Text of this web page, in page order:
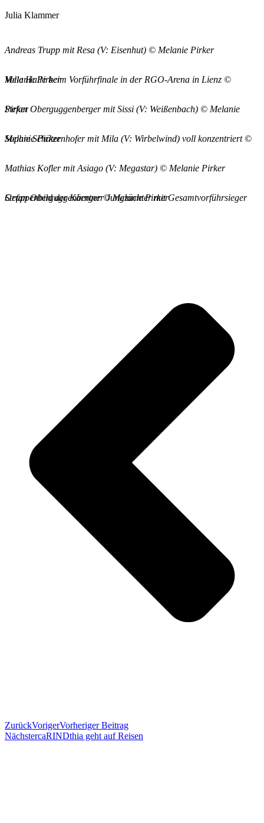
Julia Klammer
Andreas Trupp mit Resa (V: Eisenhut) © Melanie Pirker
Volle Halle beim Vorführfinale in der RGO-Arena in Lienz © Melanie Pirker
Stefan Oberguggenberger mit Sissi (V: Weißenbach) © Melanie Pirker
Sophie Schützenhofer mit Mila (V: Wirbelwind) voll konzentriert © Melanie Pirker
Mathias Kofler mit Asiago (V: Megastar) © Melanie Pirker
Gruppenbild der Kärntner Jungzüchter mit Gesamtvorführsieger Stefan Oberguggenberger © Melanie Pirker
ZurückVorigerVorheriger Beitrag
NächstercaRINDthia geht auf Reisen